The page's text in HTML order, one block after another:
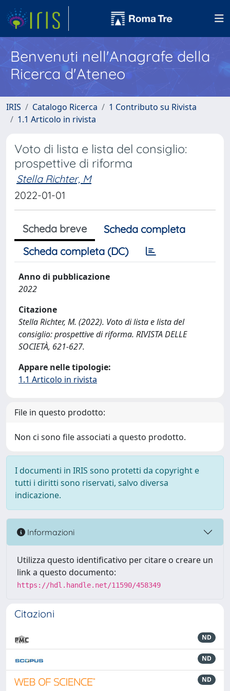
Benvenuti nell'Anagrafe della
Ricerca d'Ateneo
IRIS Catalogo Ricerca
1 Contributo su Rivista
1.1 Articolo in rivista
Voto di lista e lista del consiglio:
prospettive di riforma
Stella Richter, M
2022-01-01
Scheda breve
Scheda completa
Scheda completa (DC)
Anno di pubblicazione
2022
Citazione
Stella Richter, M. (2022). Voto di lista e lista del
consiglio: prospettive di riforma. RIVISTA DELLE
SOCIETÀ, 621-627.
Appare nelle tipologie:
1.1 Articolo in rivista
File in questo prodotto:
Non ci sono file associati a questo prodotto.
I documenti in IRIS sono protetti da copyright e
tutti i diritti sono riservati, salvo diversa
indicazione.
Informazioni
Utilizza questo identificativo per citare o creare un
link a questo documento:
https://hdl.handle.net/11590/458349
Citazioni
ND
ND
ND